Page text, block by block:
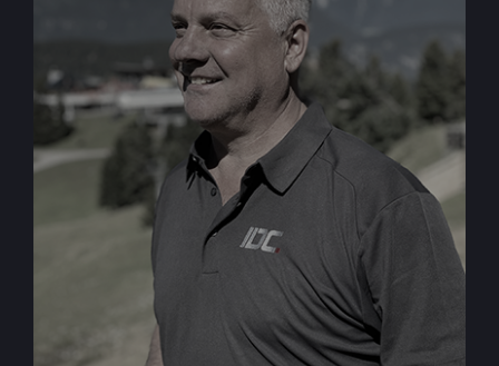
richten Sie bitte direkt an:
DI Hubert Gager